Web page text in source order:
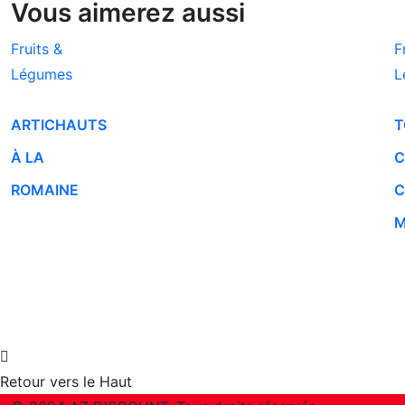
Vous aimerez aussi
Fruits &
Légumes
ARTICHAUTS
À LA
ROMAINE
Retour vers le Haut